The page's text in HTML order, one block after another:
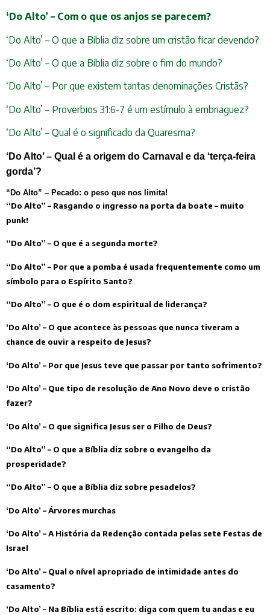
‘Do Alto’ – Com o que os anjos se parecem?
‘Do Alto’ – O que a Bíblia diz sobre um cristão ficar devendo?
‘Do Alto’ – O que a Bíblia diz sobre o fim do mundo?
‘Do Alto’ – Por que existem tantas denominações Cristãs?
‘Do Alto’ – Proverbios 31:6-7 é um estímulo à embriaguez?
‘Do Alto’ – Qual é o significado da Quaresma?
‘Do Alto’ – Qual é a origem do Carnaval e da ‘terça-feira
gorda’?
“Do Alto” – Pecado: o peso que nos limita!
“Do Alto” – Rasgando o ingresso na porta da boate – muito
punk!
“Do Alto” – O que é a segunda morte?
“Do Alto” – Por que a pomba é usada frequentemente como um
símbolo para o Espírito Santo?
“Do Alto” – O que é o dom espiritual de liderança?
‘Do Alto’ – O que acontece às pessoas que nunca tiveram a
chance de ouvir a respeito de Jesus?
‘Do Alto’ – Por que Jesus teve que passar por tanto sofrimento?
‘Do Alto’ – Que tipo de resolução de Ano Novo deve o cristão
fazer?
‘Do Alto’ – O que significa Jesus ser o Filho de Deus?
“Do Alto” – O que a Bíblia diz sobre o evangelho da
prosperidade?
“Do Alto” – O que a Bíblia diz sobre pesadelos?
‘Do Alto’ – Árvores murchas
‘Do Alto’ – A História da Redenção contada pelas sete Festas de
Israel
‘Do Alto’ – Qual o nível apropriado de intimidade antes do
casamento?
‘Do Alto’ – Na Bíblia está escrito: diga com quem tu andas e eu